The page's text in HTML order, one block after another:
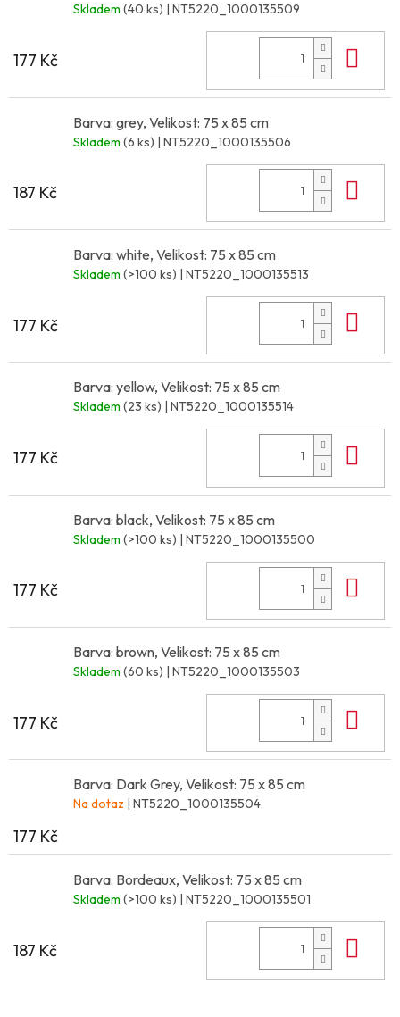
Skladem (40 ks) | NT5220_1000135509
177 Kč
Barva: grey, Velikost: 75 x 85 cm
Skladem (6 ks) | NT5220_1000135506
187 Kč
Barva: white, Velikost: 75 x 85 cm
Skladem (>100 ks) | NT5220_1000135513
177 Kč
Barva: yellow, Velikost: 75 x 85 cm
Skladem (23 ks) | NT5220_1000135514
177 Kč
Barva: black, Velikost: 75 x 85 cm
Skladem (>100 ks) | NT5220_1000135500
177 Kč
Barva: brown, Velikost: 75 x 85 cm
Skladem (60 ks) | NT5220_1000135503
177 Kč
Barva: Dark Grey, Velikost: 75 x 85 cm
Na dotaz | NT5220_1000135504
177 Kč
Barva: Bordeaux, Velikost: 75 x 85 cm
Skladem (>100 ks) | NT5220_1000135501
187 Kč